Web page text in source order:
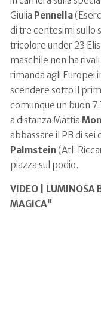
Giulia Pennella
di tre centesimi sullo
tricolore under 23
maschile non ha
rimanda agli Europei
scendere sotto il
comunque un buon
a distanza Mattia
abbassare il PB di
Palmstein(Atl.
piazza sul podio.
VIDEO | LUMINOSA
MAGICA"